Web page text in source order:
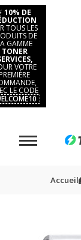
10% DE
TOUS LES
DE
GAMME
TONER
VOTRE
LE CODE
Accueil